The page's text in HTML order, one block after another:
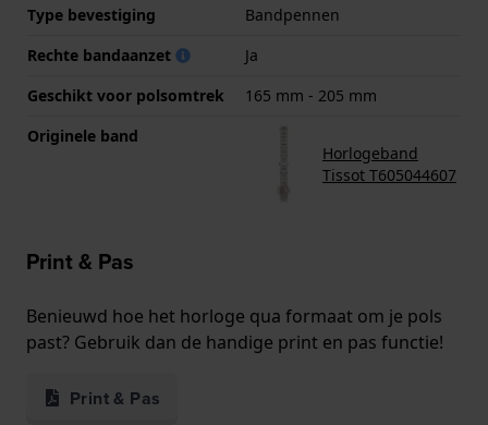
Type bevestiging
Bandpennen
Rechte bandaanzet
Ja
Geschikt voor polsomtrek
165 mm - 205 mm
Originele band
Horlogeband
Tissot T605044607
Print & Pas
Benieuwd hoe het horloge qua formaat om je pols
past? Gebruik dan de handige print en pas functie!
Print & Pas